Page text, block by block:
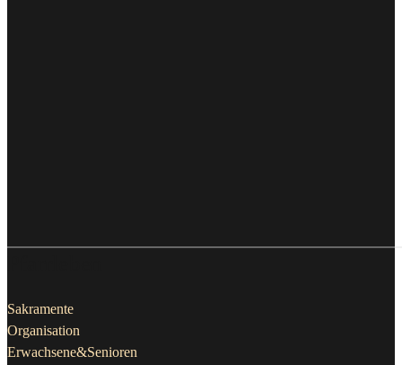
Sakramente
Organisation
Erwachsene&Senioren